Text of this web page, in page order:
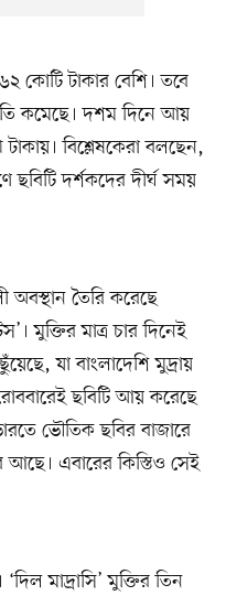
কোটি টাকার বেশি। তবে
কমেছে। দশম দিনে আয়
বিশ্লেষকেরা বলছেন,
ছবিটি দর্শকদের দীর্ঘ সময়
অবস্থান তৈরি করেছে
মুক্তির মাত্র চার দিনেই
যা বাংলাদেশি মুদ্রায়
ছবিটি আয় করেছে
ভৌতিক ছবির বাজারে
আছে। এবারের কিস্তিও সেই
মাদ্রাসি’ মুক্তির তিন